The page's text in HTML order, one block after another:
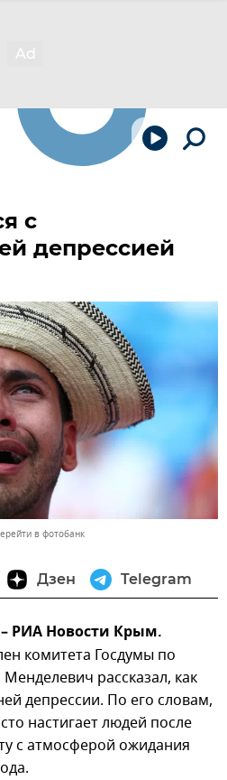
с
депрессией
в фотобанк
Дзен Telegram
РИА Новости Крым.
комитета Госдумы по
рассказал, как
депрессии. По его словам,
настигает людей после
с атмосферой ожидания